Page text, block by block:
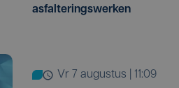
asfalteringswerken
vr 7 augustus | 11:09